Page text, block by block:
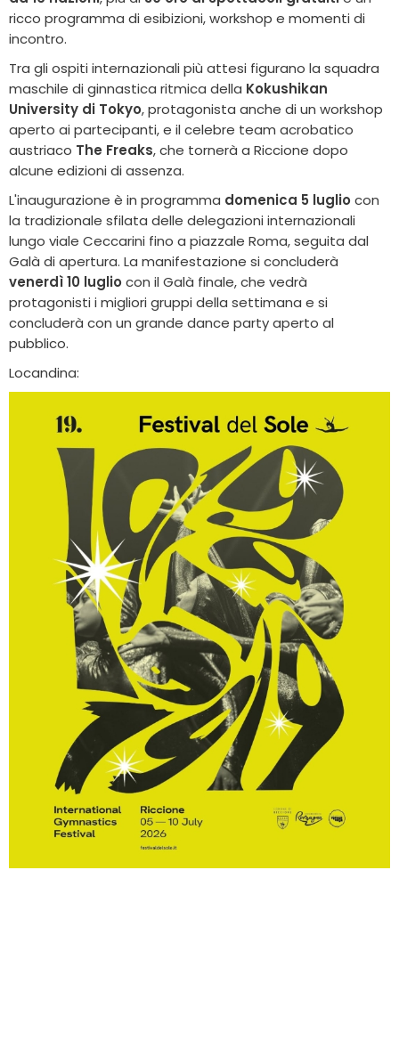
ricco programma di esibizioni, workshop e momenti di
incontro.
Tra gli ospiti internazionali più attesi figurano la squadra
maschile di ginnastica ritmica della Kokushikan
University di Tokyo, protagonista anche di un workshop
aperto ai partecipanti, e il celebre team acrobatico
austriaco The Freaks, che tornerà a Riccione dopo
alcune edizioni di assenza.
L'inaugurazione è in programma domenica 5 luglio con
la tradizionale sfilata delle delegazioni internazionali
lungo viale Ceccarini fino a piazzale Roma, seguita dal
Galà di apertura. La manifestazione si concluderà
venerdì 10 luglio con il Galà finale, che vedrà
protagonisti i migliori gruppi della settimana e si
concluderà con un grande dance party aperto al
pubblico.
Locandina: